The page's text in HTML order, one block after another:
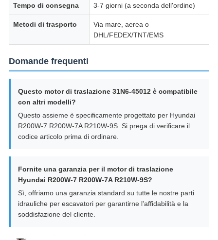
Tempo di consegna 3-7 giorni (a seconda dell'ordine)
Metodi di trasporto
Via mare, aerea o
DHL/FEDEX/TNT/EMS
Domande frequenti
Questo motor di traslazione 31N6-45012 è compatibile
con altri modelli?
Questo assieme è specificamente progettato per Hyundai
R200W-7 R200W-7A R210W-9S. Si prega di verificare il
codice articolo prima di ordinare.
Fornite una garanzia per il motor di traslazione
Hyundai R200W-7 R200W-7A R210W-9S?
Sì, offriamo una garanzia standard su tutte le nostre parti
idrauliche per escavatori per garantirne l'affidabilità e la
soddisfazione del cliente.